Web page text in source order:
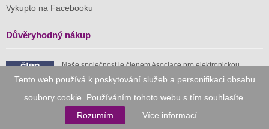
Tento web používá k poskytování služeb a personifikaci obsahu
soubory cookie. Používáním tohoto webu s tím souhlasíte.
Rozumím
Více informací
Vykupto na Facebooku
Důvěryhodný nákup
Naše společnost je členem Asociace pro elektronickou